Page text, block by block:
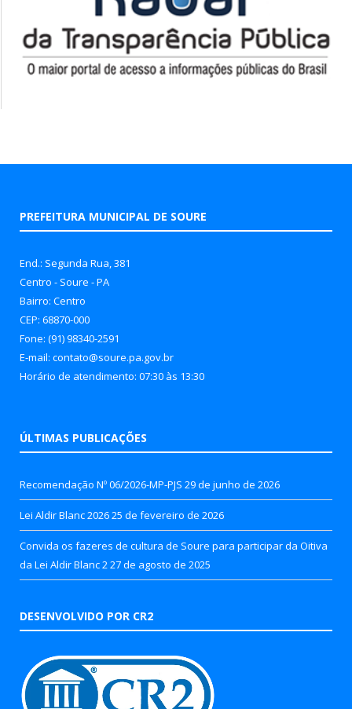
PREFEITURA MUNICIPAL DE SOURE
End.: Segunda Rua, 381
Centro - Soure - PA
Bairro: Centro
CEP: 68870-000
Fone: (91) 98340-2591
E-mail: contato@soure.pa.gov.br
Horário de atendimento: 07:30 às 13:30
ÚLTIMAS PUBLICAÇÕES
Recomendação Nº 06/2026-MP-PJS 29 de junho de 2026
Lei Aldir Blanc 202625 de fevereiro de 2026
Convida os fazeres de cultura de Soure para participar da Oitiva
da Lei Aldir Blanc 2 27 de agosto de 2025
DESENVOLVIDO POR CR2